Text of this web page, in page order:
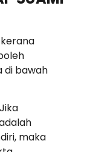
di bawah
maka